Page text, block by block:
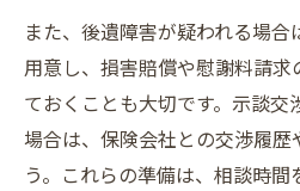
また、後遺障害が疑われる場
用意し、損害賠償や慰謝料請
ておくことも大切です。示談交
場合は、保険会社との交渉履歴
う。これらの準備は、相談時